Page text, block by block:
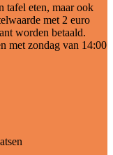
tafel eten, maar ook
met 2 euro
worden betaald.
met zondag van 14:00